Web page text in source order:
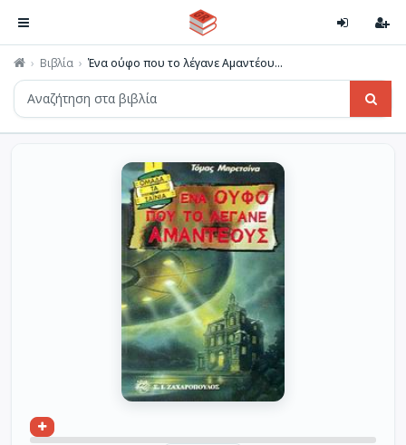
Βιβλία Ένα ούφο που το λέγανε Αμαντέου...